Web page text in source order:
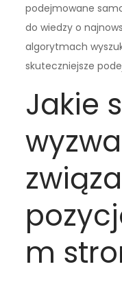
podejmowane
do wiedzy o
algorytmach
skuteczniejsze
Jakie
m